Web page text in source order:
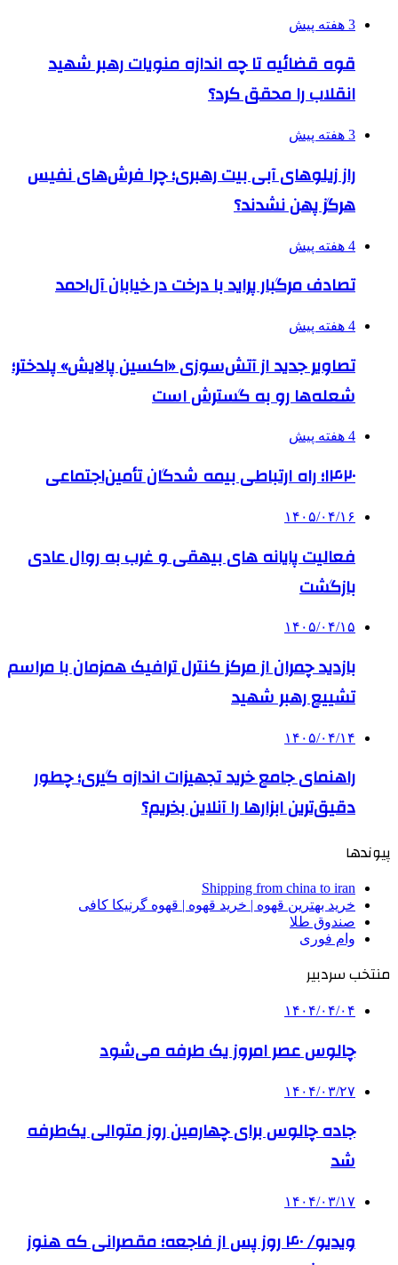
3 هفته پیش
قوه قضائیه تا چه اندازه منویات رهبر شهید
انقلاب را محقق کرد؟
3 هفته پیش
راز زیلوهای آبی بیت رهبری؛ چرا فرش‌های نفیس
هرگز پهن نشدند؟
4 هفته پیش
تصادف مرگبار پراید با درخت در خیابان آل‌احمد
4 هفته پیش
تصاویر جدید از آتش‌سوزی «اکسین پالایش» پلدختر؛
شعله‌ها رو به گسترش است
4 هفته پیش
۱۴۲۰؛ راه ارتباطی بیمه شدگان تأمین‌اجتماعی
۱۴۰۵/۰۴/۱۶
فعالیت پایانه های بیهقی و غرب به روال عادی
بازگشت
۱۴۰۵/۰۴/۱۵
بازدید چمران از مرکز کنترل ترافیک همزمان با مراسم
تشییع رهبر شهید
۱۴۰۵/۰۴/۱۴
راهنمای جامع خرید تجهیزات اندازه گیری؛ چطور
دقیق‌ترین ابزارها را آنلاین بخریم؟
پیوندها
Shipping from china to iran
خرید بهترین قهوه | خرید قهوه | قهوه گرنیکا کافی
صندوق طلا
وام فوری
منتخب سردبیر
۱۴۰۴/۰۴/۰۴
چالوس عصر امروز یک طرفه می‌شود
۱۴۰۴/۰۳/۲۷
جاده چالوس برای چهارمین روز متوالی یک‌طرفه
شد
۱۴۰۴/۰۳/۱۷
ویدیو/ ۴۰ روز پس از فاجعه؛ مقصرانی که هنوز